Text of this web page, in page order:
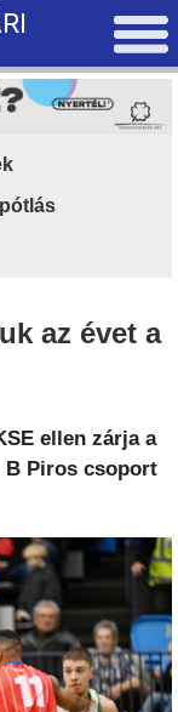
az évet a
ellen zárja a
B Piros csoport